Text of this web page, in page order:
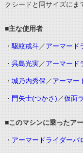
クシードと同サイズにま
■主な使用者
・ 駆紋戒斗／アーマード
・ 呉島光実／アーマード
・ 城乃内秀保 ／アーマー
・ 門矢士(つかさ) ／仮面
■このマシンに乗ったア
・ アーマードライダーバ